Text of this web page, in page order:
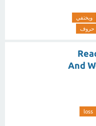
ويختفي
حروف
And
loss